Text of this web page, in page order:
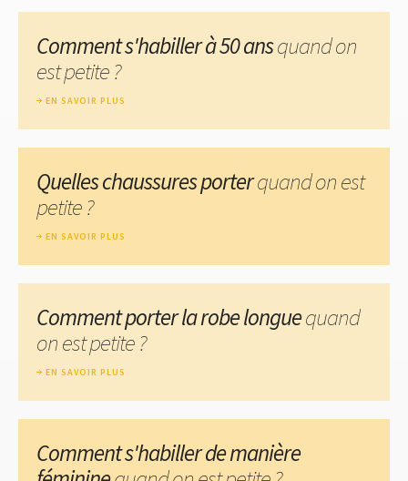
Comment s'habiller à 50 ansquand on
est petite ?
EN SAVOIR PLUS
Quelles chaussures porterquand on est
petite ?
EN SAVOIR PLUS
Comment porter la robe longuequand
on est petite ?
EN SAVOIR PLUS
Comment s'habiller de manière